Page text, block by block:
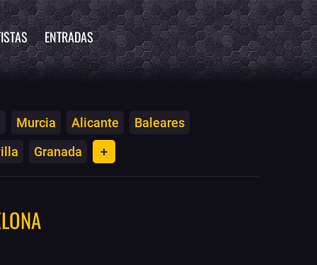
ENTRADAS
Murcia Alicante
Baleares
Granada +